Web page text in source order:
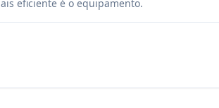
eficiente é o equipamento.